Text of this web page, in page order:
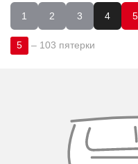
1
2 3 4 5
5 – 103 пятерки